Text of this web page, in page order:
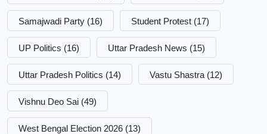
Samajwadi Party (16) Student Protest (17)
UP Politics (16) Uttar Pradesh News (15)
Uttar Pradesh Politics (14) Vastu Shastra (12)
Vishnu Deo Sai (49)
West Bengal Election 2026 (13)